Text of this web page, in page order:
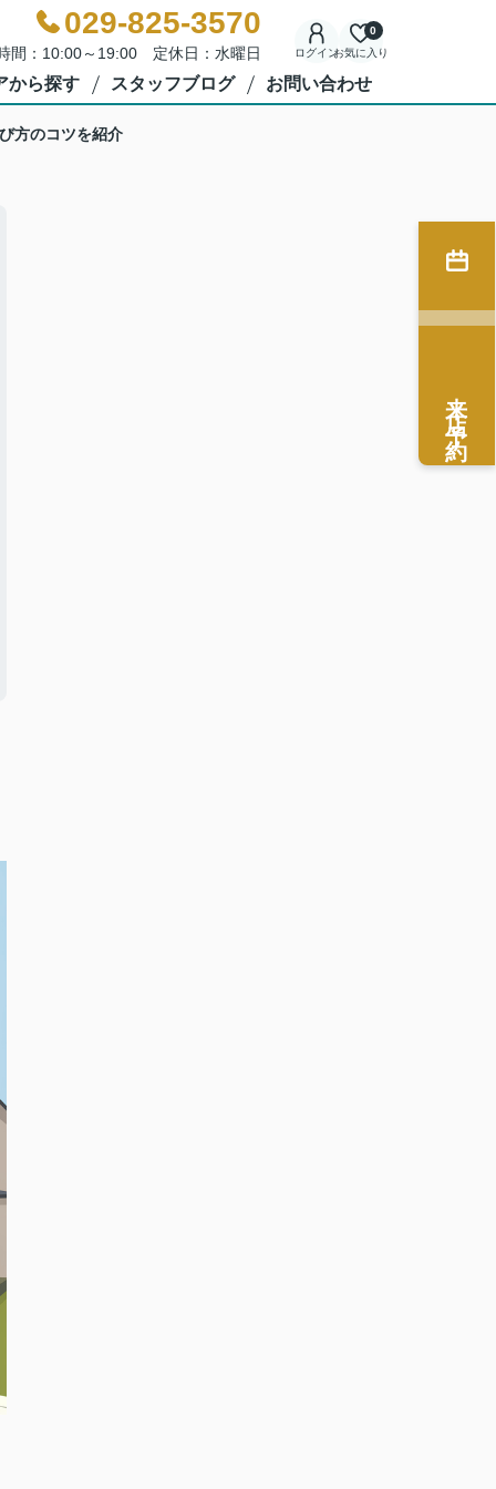
029-825-3570
間：10:00～19:00 定休日：水曜日 ログインお気に入り
0
から探す スタッフブログ お問い合わせ
方のコツを紹介
来店予約